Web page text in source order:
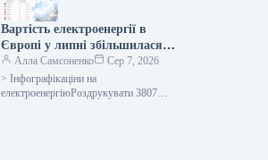
Вартість електроенергії в
Європі у липні збільшилася
через високу температуру та
подорожчання природного
газу.
Алла Самсоненко
Сер 7, 2026
> Інфографікаціни на
електроенергіюРоздрукувати 3807